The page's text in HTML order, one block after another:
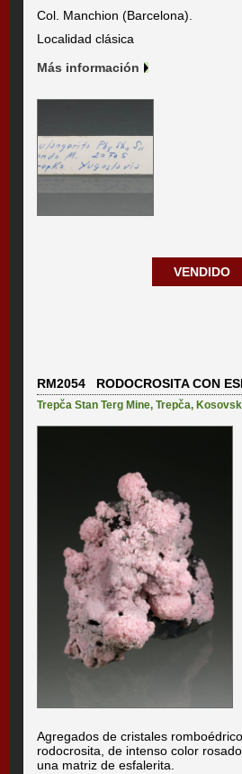
Col. Manchion (Barcelona).
Localidad clásica
Más información
VENDIDO
RM2054 RODOCROSITA CON
Trepča Stan Terg Mine,Trepča,
Agregados de cristales
rodocrosita, de intenso color
una matriz de esfalerita.